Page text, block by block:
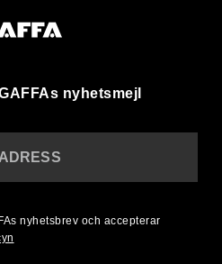
nyhetsmejl
nyhetsbrev och accepterar